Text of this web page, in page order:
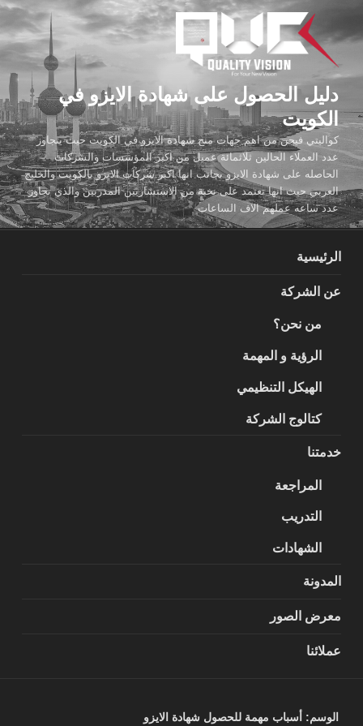
المحتوى
دليل الحصول على شهادة الايزو في
الكويت
كواليتي فيجن من اهم جهات منح شهادة الايزو في الكويت حيث يتجاوز
عدد العملاء الحالين ثلاثمائة عميل من اكبر المؤسسات والشركات
الحاصله على شهادة الايزو بجانب انها اكبر شركات الايزو بالكويت والخليج
العربي حيث انها تعتمد على نخبة من الاستشاريين المدربين والذي تجاوز
عدد ساعه عملهم الاف الساعات
الرئيسية
عن الشركة
من نحن؟
الرؤية و المهمة
الهيكل التنظيمي
كتالوج الشركة
خدمتنا
المراجعة
التدريب
الشهادات
المدونة
معرض الصور
عملائنا
الوسم: أسباب مهمة للحصول شهادة الايزو